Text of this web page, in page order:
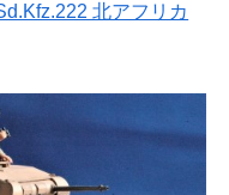
北アフリカ